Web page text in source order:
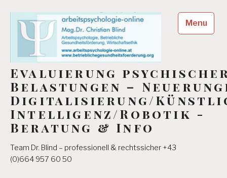
content
Evaluierung
Belastungen –
Digitalisierung/
Intelligenz/Robotik -
Beratung & Info
Team Dr. Blind – professionell & rechtssicher +43
(0)664 957 60 50
Menu